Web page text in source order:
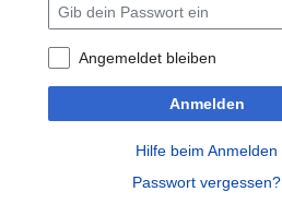
Angemeldet bleiben
Anmelden
Hilfe beim Anmelden
Passwort vergessen?